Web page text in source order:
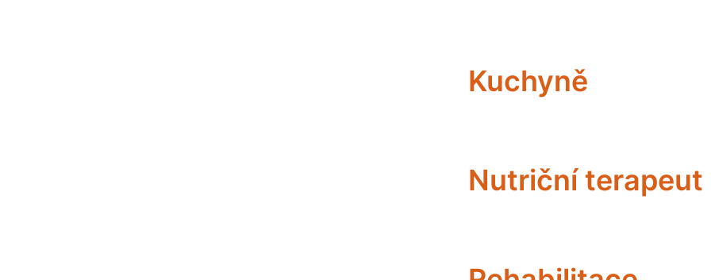
Kuchyně
Nutriční terapeut